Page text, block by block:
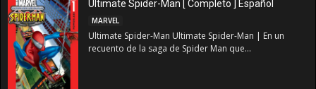
Ultimate Spider-Man [ Completo ] Español
MARVEL
Ultimate Spider-Man Ultimate Spider-Man | En un
recuento de la saga de Spider Man que...